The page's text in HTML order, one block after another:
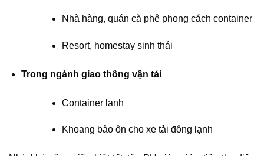
Nhà hàng, quán cà phê phong cách container
Resort, homestay sinh thái
Trong ngành giao thông vận tải
Container lạnh
Khoang bảo ôn cho xe tải đông lạnh